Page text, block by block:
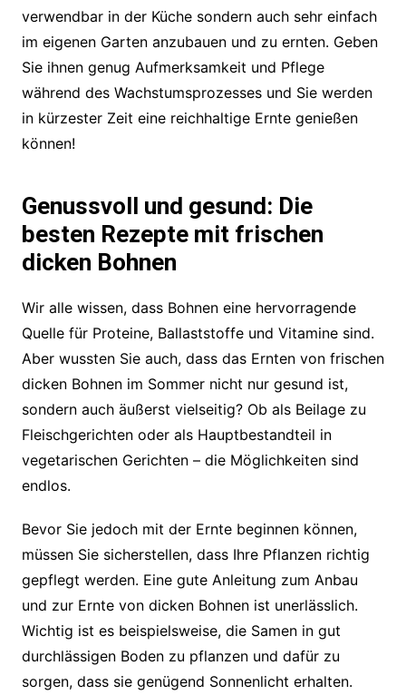
verwendbar in der Küche sondern auch sehr einfach
im eigenen Garten anzubauen und zu ernten. Geben
Sie ihnen genug Aufmerksamkeit und Pflege
während des Wachstumsprozesses und Sie werden
in kürzester Zeit eine reichhaltige Ernte genießen
können!
Genussvoll und gesund: Die
besten Rezepte mit frischen
dicken Bohnen
Wir alle wissen, dass Bohnen eine hervorragende
Quelle für Proteine, Ballaststoffe und Vitamine sind.
Aber wussten Sie auch, dass das Ernten von frischen
dicken Bohnen im Sommer nicht nur gesund ist,
sondern auch äußerst vielseitig? Ob als Beilage zu
Fleischgerichten oder als Hauptbestandteil in
vegetarischen Gerichten – die Möglichkeiten sind
endlos.
Bevor Sie jedoch mit der Ernte beginnen können,
müssen Sie sicherstellen, dass Ihre Pflanzen richtig
gepflegt werden. Eine gute Anleitung zum Anbau
und zur Ernte von dicken Bohnen ist unerlässlich.
Wichtig ist es beispielsweise, die Samen in gut
durchlässigen Boden zu pflanzen und dafür zu
sorgen, dass sie genügend Sonnenlicht erhalten.